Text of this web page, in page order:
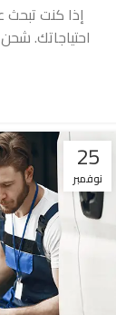
إذا كنت تبحث
احتياجاتك.
25
نوفمبر